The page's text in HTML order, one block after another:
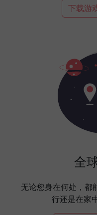
下载游
全
无论您身在何处，都
行还是在家